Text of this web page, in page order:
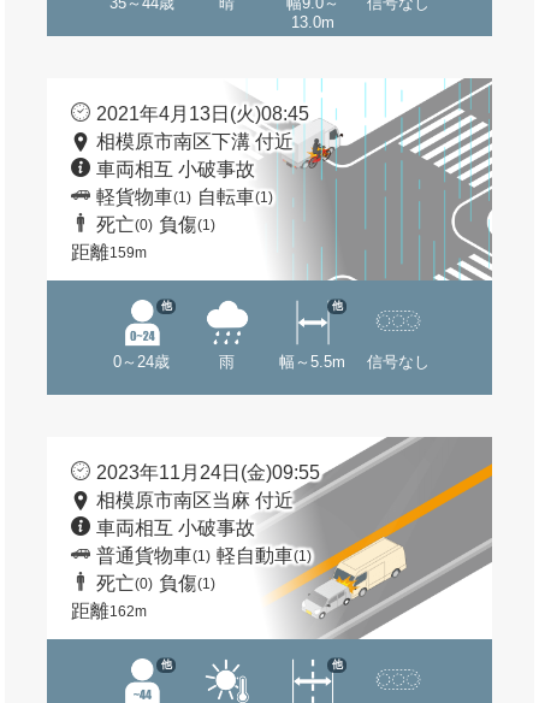
13.0m
2021年4月13日(火)08:45
相模原市南区下溝 付近
車両相互 小破事故
軽貨物車(1) 自転車(1)
死亡(0) 負傷(1)
距離159m
0～24歳
他
雨 幅～5.5m
他
信号なし
2023年11月24日(金)09:55
相模原市南区当麻 付近
車両相互 小破事故
普通貨物車(1) 軽自動車(1)
死亡(0) 負傷(1)
距離162m
他 他